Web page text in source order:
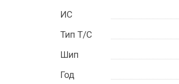
ИС
Тип Т/С
Шип
Год